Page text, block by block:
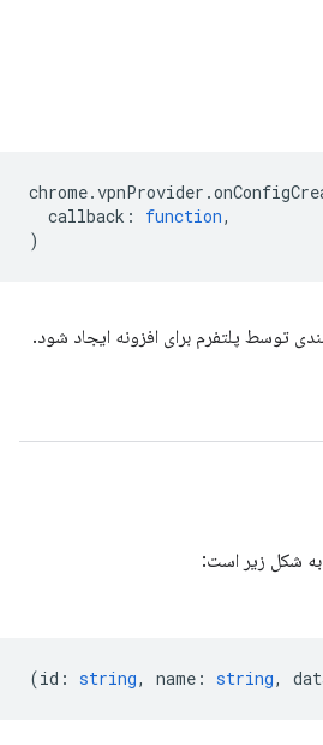
chrome.vpnProvider .
callback : function,
)
توسط پلتفرم برای افزونه ایجاد شود.
به شکل زیر است:
(id : string, name : string,